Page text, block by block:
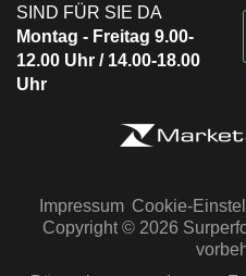
SIND FÜR SIE DA
Montag - Freitag 9.00-
12.00 Uhr / 14.00-18.00
Uhr
Impressum Cookie-
Copyright © 2026